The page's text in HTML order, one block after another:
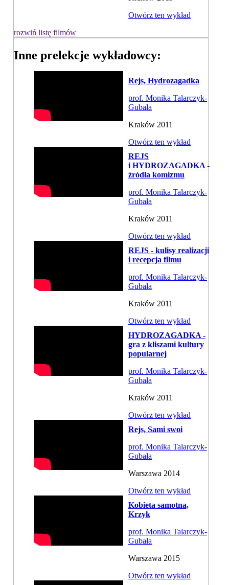
Otwórz ten wykład
rozwiń listę filmów
Inne prelekcje wykładowcy:
Rejs, Hydrozagadka
prof. Monika Talarczyk-
Gubała
Kraków 2011
Otwórz ten wykład
REJS
i HYDROZAGADKA -
źródła komizmu
prof. Monika Talarczyk-
Gubała
Kraków 2011
Otwórz ten wykład
REJS - kulisy realizacji
i recepcja filmu
prof. Monika Talarczyk-
Gubała
Kraków 2011
Otwórz ten wykład
HYDROZAGADKA -
gra z kliszami kultury
popularnej
prof. Monika Talarczyk-
Gubała
Kraków 2011
Otwórz ten wykład
Rejs, Sami swoi
prof. Monika Talarczyk-
Gubała
Warszawa 2014
Otwórz ten wykład
Kobieta samotna,
Krzyk
prof. Monika Talarczyk-
Gubała
Warszawa 2015
Otwórz ten wykład